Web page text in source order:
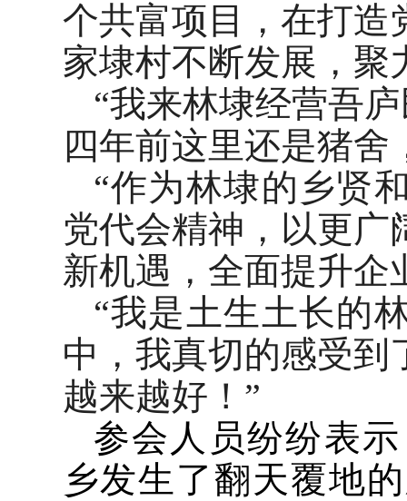
个共富项目，在打造
家埭村不断发展，聚
“我来林埭经营吾
四年前这里还是猪舍
“作为林埭的乡贤
党代会精神，以更广
新机遇，全面提升
“我是土生土长的
中，我真切的感受到
越来越好！”
参会人员纷纷表
乡发生了翻天覆地